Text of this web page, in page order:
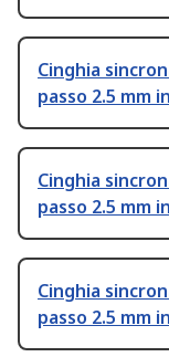
Cinghia
passo 2.5 mm
Cinghia
passo 2.5 mm
Cinghia
passo 2.5 mm